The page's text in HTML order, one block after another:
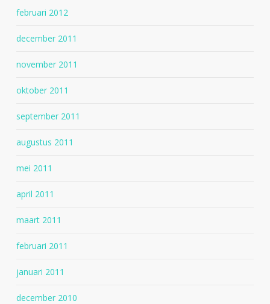
februari 2012
december 2011
november 2011
oktober 2011
september 2011
augustus 2011
mei 2011
april 2011
maart 2011
februari 2011
januari 2011
december 2010